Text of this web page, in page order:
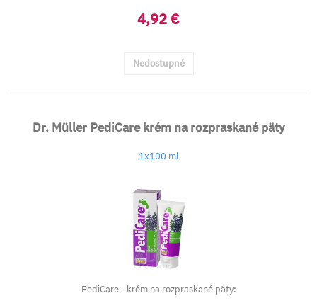
4,92 €
Nedostupné
Dr. Müller PediCare krém na rozpraskané päty
1x100 ml
PediCare - krém na rozpraskané päty: